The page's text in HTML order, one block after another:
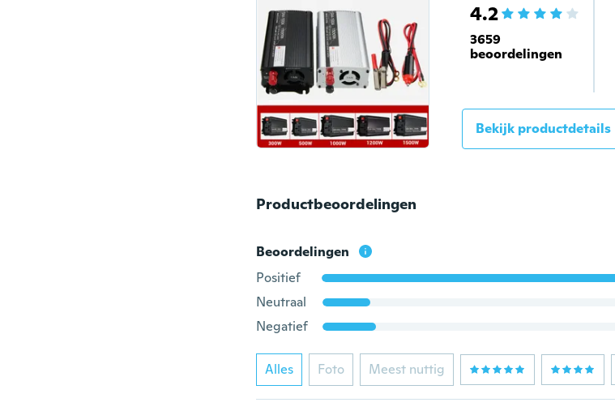
4.2
3659
beoordelingen
Bekijk productdetails
Productbeoordelingen
Beoordelingen
Positief
Neutraal
Negatief
Alles Foto Meest nuttig